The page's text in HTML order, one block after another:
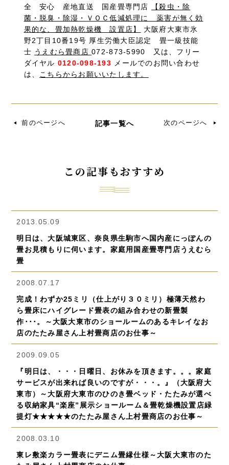
全 安心 産地直送 国産畳専門店
【殺虫・除
菌・脱臭・除湿・ＶＯＣ低減処理に 薬害が無く効
果的な、畳加熱乾燥機 設置店】
大阪府大東市氷
野2丁目10番19号 厚生労働大臣認定 畳一級技能
士 うえむら畳商店072-873-5990 又は、フリー
ダイヤル 0120-098-193
メールでのお問い合わせ
は、
こちらからお願いいたします。
前のページへ 記事一覧へ 次のページへ
この記事もおすすめ
2013.05.09
明日は、大阪城東区、奈良県生駒市へ国内産にっぽんの
畳お見積もりに伺います。家庭用国産畳専門店うえむら
畳
2008.07.17
完成！わずか25ミリ（仕上がり３０ミリ）極薄天然わ
ら畳床にハイグレード畳表の組み合わせの新畳製
作･･･。～大阪大東市のショールームのあるキレイなお
店のたたみ屋さん上村畳商店のお仕事～
2009.09.05
『明日は、・・・日曜日、お休みを頂きます。。。家庭
サービスが出来れば良いのですが・・・。』（大阪府大
東市）～大阪府大東市のひのき畳ベッド・たたみが選べ
る収納家具“楽座”展示ショールーム＆畳乾燥機設置店緑
提灯★★★★★のたたみ屋さん上村畳商店のお仕事～
2008.03.10
東レ敷楽カラー畳表にデニム畳縁仕様～大阪大東市のた